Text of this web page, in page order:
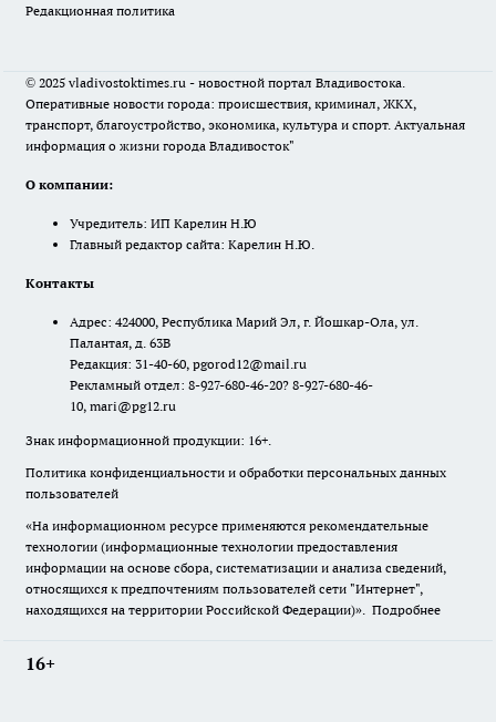
Редакционная политика
© 2025 vladivostoktimes.ru - новостной портал Владивостока.
Оперативные новости города: происшествия, криминал, ЖКХ,
транспорт, благоустройство, экономика, культура и спорт. Актуальная
информация о жизни города Владивосток"
О компании:
Учредитель: ИП Карелин Н.Ю
Главный редактор сайта: Карелин Н.Ю.
Контакты
Адрес: 424000, Республика Марий Эл, г. Йошкар-Ола, ул.
Палантая, д. 63В
Редакция: 31-40-60, pgorod12@mail.ru
Рекламный отдел: 8-927-680-46-20? 8-927-680-46-
10, mari@pg12.ru
Знак информационной продукции: 16+.
Политика конфиденциальности и обработки персональных данных
пользователей
«На информационном ресурсе применяются рекомендательные
технологии (информационные технологии предоставления
информации на основе сбора, систематизации и анализа сведений,
относящихся к предпочтениям пользователей сети "Интернет",
находящихся на территории Российской Федерации)». Подробнее
16+